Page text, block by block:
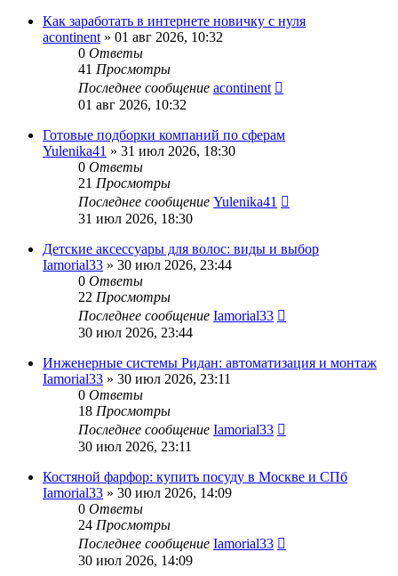
Как заработать в интернете новичку с нуля
acontinent » 01 авг 2026, 10:32
0 Ответы
41 Просмотры
Последнее сообщение acontinent
01 авг 2026, 10:32
Готовые подборки компаний по сферам
Yulenika41 » 31 июл 2026, 18:30
0 Ответы
21 Просмотры
Последнее сообщение Yulenika41
31 июл 2026, 18:30
Детские аксессуары для волос: виды и выбор
Iamorial33 » 30 июл 2026, 23:44
0 Ответы
22 Просмотры
Последнее сообщение Iamorial33
30 июл 2026, 23:44
Инженерные системы Ридан: автоматизация и монтаж
Iamorial33 » 30 июл 2026, 23:11
0 Ответы
18 Просмотры
Последнее сообщение Iamorial33
30 июл 2026, 23:11
Костяной фарфор: купить посуду в Москве и СПб
Iamorial33 » 30 июл 2026, 14:09
0 Ответы
24 Просмотры
Последнее сообщение Iamorial33
30 июл 2026, 14:09